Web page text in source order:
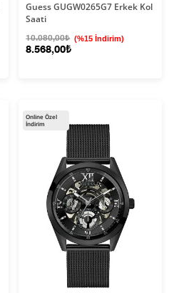
Guess GUGW0265G7 Erkek Kol
Saati
10.080,00₺ (%15 İndirim)
8.568,00₺
Online Özel
İndirim